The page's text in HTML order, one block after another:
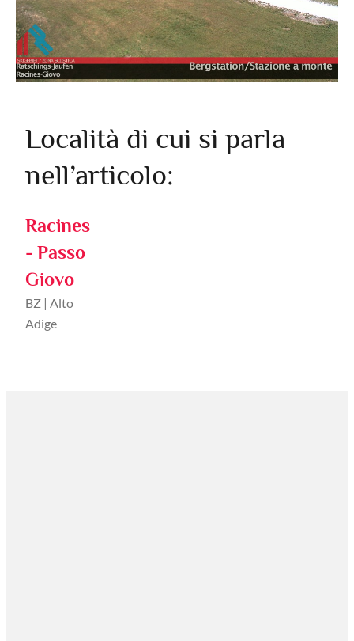
Località di cui si parla
nell’articolo:
Racines
- Passo
Giovo
BZ | Alto
Adige